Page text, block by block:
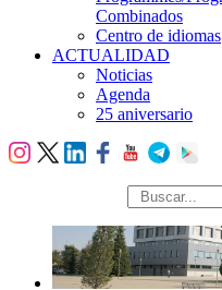
Combinados
Centro de idiomas
ACTUALIDAD
Noticias
Agenda
25 aniversario
búsqueda